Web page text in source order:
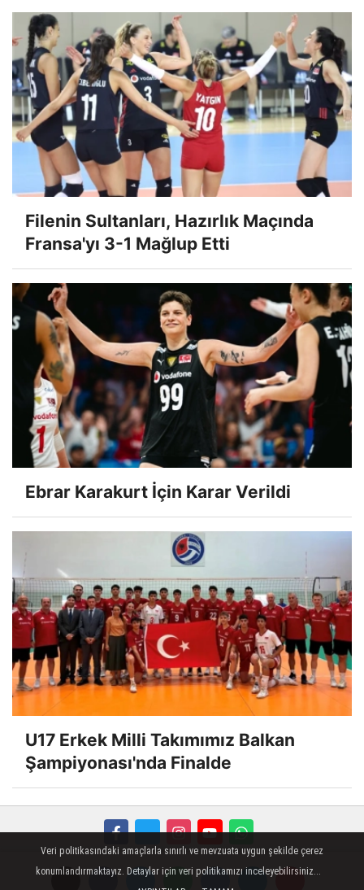
Filenin Sultanları, Hazırlık Maçında
Fransa'yı 3-1 Mağlup Etti
Ebrar Karakurt İçin Karar Verildi
U17 Erkek Milli Takımımız Balkan
Şampiyonası'nda Finalde
FORUM Haber Gönder Künye İletişim
Veri politikasındaki amaçlarla sınırlı ve mevzuata uygun şekilde çerez
konumlandırmaktayız. Detaylar için veri politikamızı inceleyebilirsiniz...